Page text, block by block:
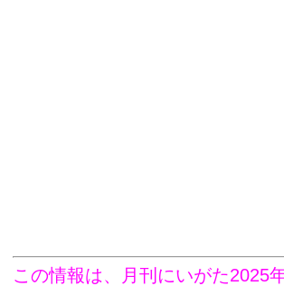
この情報は、月刊にいがた2025